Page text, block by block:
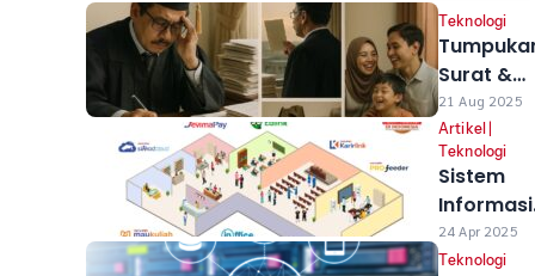
Teknologi
Surat &
Tanda
Tangan
Manual:
Sebuah
Krisis
21 Aug 2025
Artikel
Teknologi
Sistem
Informasi
Akademik
Kampus
24 Apr 2025
Teknologi